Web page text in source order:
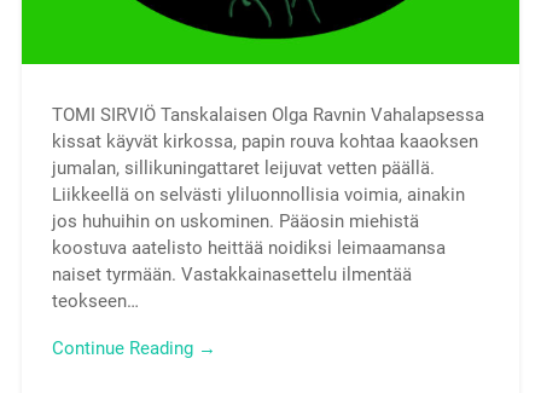
TOMI SIRVIÖ Tanskalaisen Olga Ravnin Vahalapsessa
kissat käyvät kirkossa, papin rouva kohtaa kaaoksen
jumalan, sillikuningattaret leijuvat vetten päällä.
Liikkeellä on selvästi yliluonnollisia voimia, ainakin
jos huhuihin on uskominen. Pääosin miehistä
koostuva aatelisto heittää noidiksi leimaamansa
naiset tyrmään. Vastakkainasettelu ilmentää
teokseen…
Continue Reading →